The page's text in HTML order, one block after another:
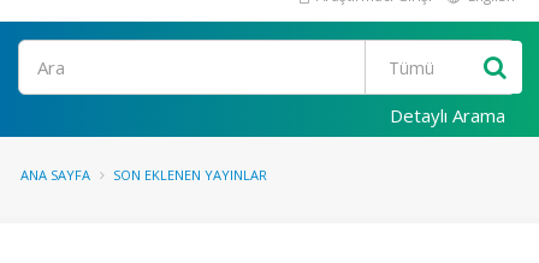
Ara
Detaylı Arama
ANA SAYFA SON EKLENEN YAYINLAR